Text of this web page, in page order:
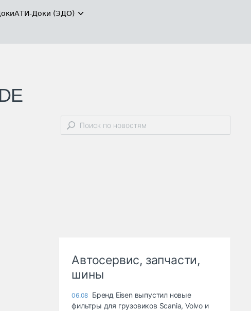
АТИ-Доки (ЭДО)
Автосервис, запчасти,
шины
06.08 Бренд Eisen выпустил новые
фильтры для грузовиков Scania, Volvo и